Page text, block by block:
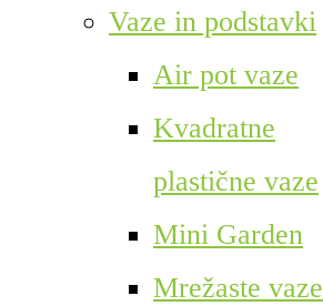
Vaze in podstavki
Air pot vaze
Kvadratne
plastične vaze
Mini Garden
Mrežaste vaze